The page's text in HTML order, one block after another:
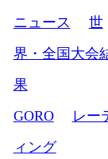
ニュース
世
界・全国大会
果
GORO
レー
ィング